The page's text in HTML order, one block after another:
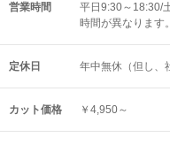
営業時間
平日9:30～18:30/
時間が異なります。
定休日 年中無休（但し、
カット価格 ￥4,950～